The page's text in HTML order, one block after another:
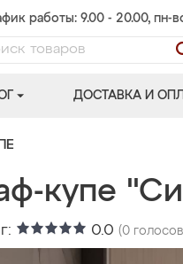
работы: 9.00 - 20.00, пн-
ДОСТАВКА И
купе
0.0 (0